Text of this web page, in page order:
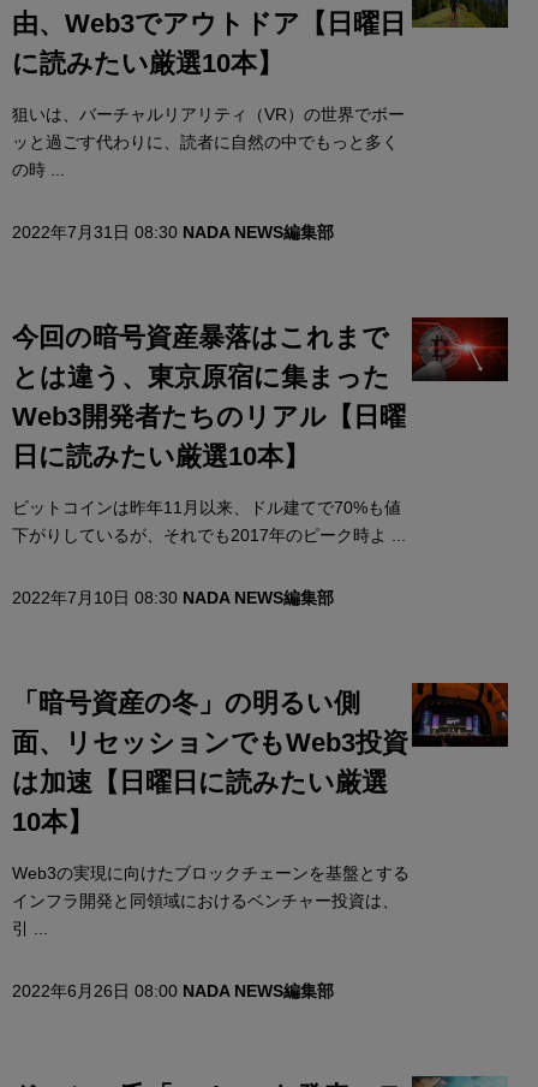
由、Web3でアウトドア【日曜日
に読みたい厳選10本】
狙いは、バーチャルリアリティ（VR）の世界でボー
ッと過ごす代わりに、読者に自然の中でもっと多く
の時 ...
2022年7月31日 08:30 NADA NEWS編集部
今回の暗号資産暴落はこれまで
とは違う、東京原宿に集まった
Web3開発者たちのリアル【日曜
日に読みたい厳選10本】
ビットコインは昨年11月以来、ドル建てで70%も値
下がりしているが、それでも2017年のピーク時よ ...
2022年7月10日 08:30 NADA NEWS編集部
「暗号資産の冬」の明るい側
面、リセッションでもWeb3投資
は加速【日曜日に読みたい厳選
10本】
Web3の実現に向けたブロックチェーンを基盤とする
インフラ開発と同領域におけるベンチャー投資は、
引 ...
2022年6月26日 08:00 NADA NEWS編集部